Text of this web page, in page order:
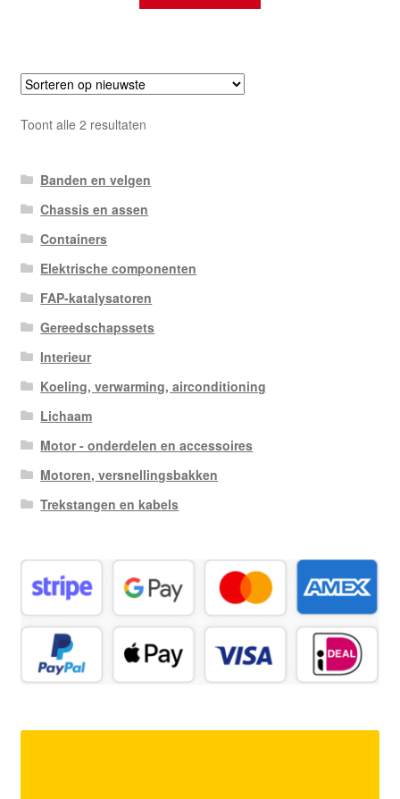
Toont alle 2 resultatenGesorteerd
Banden en velgen
Chassis en assen
Containers
Elektrische componenten
FAP-katalysatoren
Gereedschapssets
Interieur
Koeling, verwarming, airconditioning
Lichaam
Motor - onderdelen en accessoires
Motoren, versnellingsbakken
Trekstangen en kabels